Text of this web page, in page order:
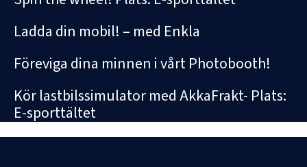
Ladda din mobil! – med Enkla
Föreviga dina minnen i vårt Photobooth!
Kör lastbilssimulator med AkkaFrakt- Plats:
E-sporttältet